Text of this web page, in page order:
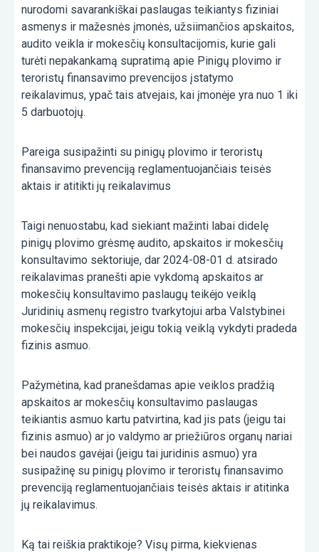
nurodomi savarankiškai paslaugas teikiantys fiziniai
asmenys ir mažesnės įmonės, užsiimančios apskaitos,
audito veikla ir mokesčių konsultacijomis, kurie gali
turėti nepakankamą supratimą apie Pinigų plovimo ir
teroristų finansavimo prevencijos įstatymo
reikalavimus, ypač tais atvejais, kai įmonėje yra nuo 1 iki
5 darbuotojų.
Pareiga susipažinti su pinigų plovimo ir teroristų
finansavimo prevenciją reglamentuojančiais teisės
aktais ir atitikti jų reikalavimus
Taigi nenuostabu, kad siekiant mažinti labai didelę
pinigų plovimo grėsmę audito, apskaitos ir mokesčių
konsultavimo sektoriuje, dar 2024-08-01 d. atsirado
reikalavimas pranešti apie vykdomą apskaitos ar
mokesčių konsultavimo paslaugų teikėjo veiklą
Juridinių asmenų registro tvarkytojui arba Valstybinei
mokesčių inspekcijai, jeigu tokią veiklą vykdyti pradeda
fizinis asmuo.
Pažymėtina, kad pranešdamas apie veiklos pradžią
apskaitos ar mokesčių konsultavimo paslaugas
teikiantis asmuo kartu patvirtina, kad jis pats (jeigu tai
fizinis asmuo) ar jo valdymo ar priežiūros organų nariai
bei naudos gavėjai (jeigu tai juridinis asmuo) yra
susipažinę su pinigų plovimo ir teroristų finansavimo
prevenciją reglamentuojančiais teisės aktais ir atitinka
jų reikalavimus.
Ką tai reiškia praktikoje? Visų pirma, kiekvienas